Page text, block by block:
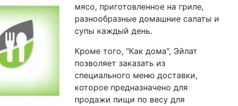
мясо, приготовленное на гриле,
разнообразные домашние салаты и
супы каждый день.
Кроме того, "Как дома", Эйлат
позволяет заказать из
специального меню доставки,
которое предназначено для
продажи пищи по весу для